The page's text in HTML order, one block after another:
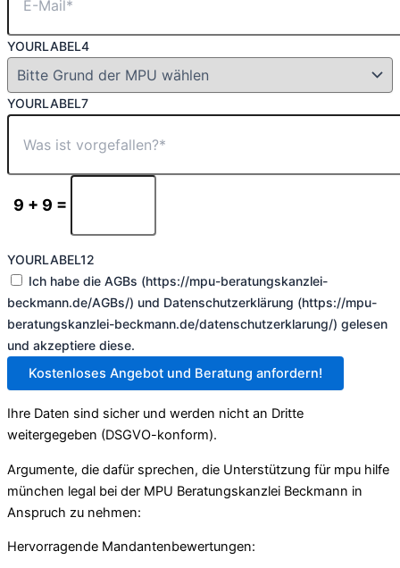
YOURLABEL4
YOURLABEL7
9 + 9 =
YOURLABEL12
Ich habe die AGBs (https://mpu-beratungskanzlei-
beckmann.de/AGBs/) und Datenschutzerklärung (https://mpu-
beratungskanzlei-beckmann.de/datenschutzerklarung/) gelesen
und akzeptiere diese.
Kostenloses Angebot und Beratung anfordern!
Ihre Daten sind sicher und werden nicht an Dritte
weitergegeben (DSGVO-konform).
Argumente, die dafür sprechen, die Unterstützung für mpu hilfe
münchen legal bei der MPU Beratungskanzlei Beckmann in
Anspruch zu nehmen:
Hervorragende Mandantenbewertungen: